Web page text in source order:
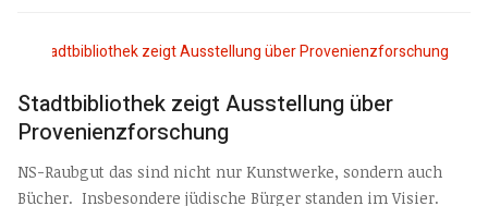
Stadtbibliothek zeigt Ausstellung über
Provenienzforschung
NS-Raubgut das sind nicht nur Kunstwerke, sondern auch
Bücher. Insbesondere jüdische Bürger standen im Visier.